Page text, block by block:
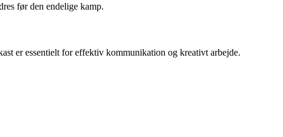
før den endelige kamp.
er essentielt for effektiv kommunikation og kreativt arbejde.